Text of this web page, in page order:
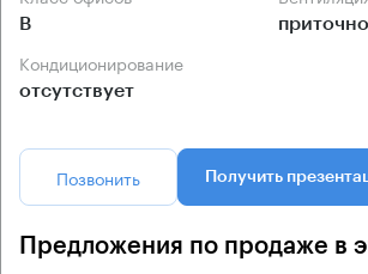
B
Кондиционирование
отсутствует
Позвонить Получить
Предложения по продаже в